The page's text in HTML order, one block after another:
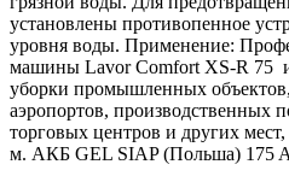
установлены противопенное
уровня воды. Применение:
машины Lavor Comfort XS-R 75
уборки промышленных
аэропортов, производственных
торговых центров и других
м. АКБ GEL SIAP (Польша) 175